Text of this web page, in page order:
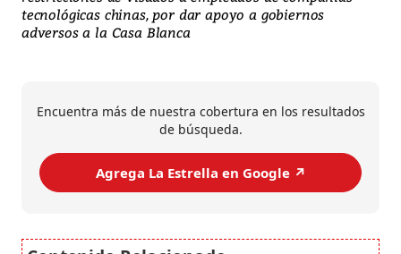
tecnológicas chinas, por dar apoyo a gobiernos
adversos a la Casa Blanca
Encuentra más de nuestra cobertura en los resultados
de búsqueda.
Agrega La Estrella en Google ↗️